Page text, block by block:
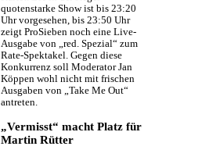
quotenstarke Show ist bis 23:20
Uhr vorgesehen, bis 23:50 Uhr
zeigt ProSieben noch eine Live-
Ausgabe von „red. Spezial“ zum
Rate-Spektakel. Gegen diese
Konkurrenz soll Moderator Jan
Köppen wohl nicht mit frischen
Ausgaben von „Take Me Out“
antreten.
„Vermisst“ macht Platz für
Martin Rütter